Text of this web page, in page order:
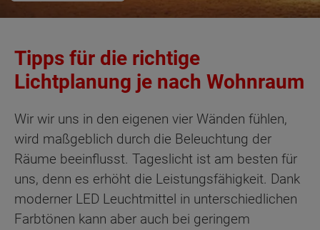
Tipps für die richtige
Lichtplanung je nach Wohnraum
Wir wir uns in den eigenen vier Wänden fühlen,
wird maßgeblich durch die Beleuchtung der
Räume beeinflusst. Tageslicht ist am besten für
uns, denn es erhöht die Leistungsfähigkeit. Dank
moderner LED Leuchtmittel in unterschiedlichen
Farbtönen kann aber auch bei geringem